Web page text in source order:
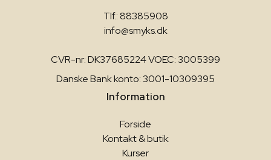
Tlf.: 88385908
info@smyks.dk
CVR-nr: DK37685224 VOEC: 3005399
Danske Bank konto: 3001-10309395
Information
Forside
Kontakt & butik
Kurser